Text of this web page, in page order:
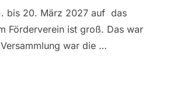
bis 20. März 2027 auf das
Förderverein ist groß. Das war
war die …
NEU FORMIERT“